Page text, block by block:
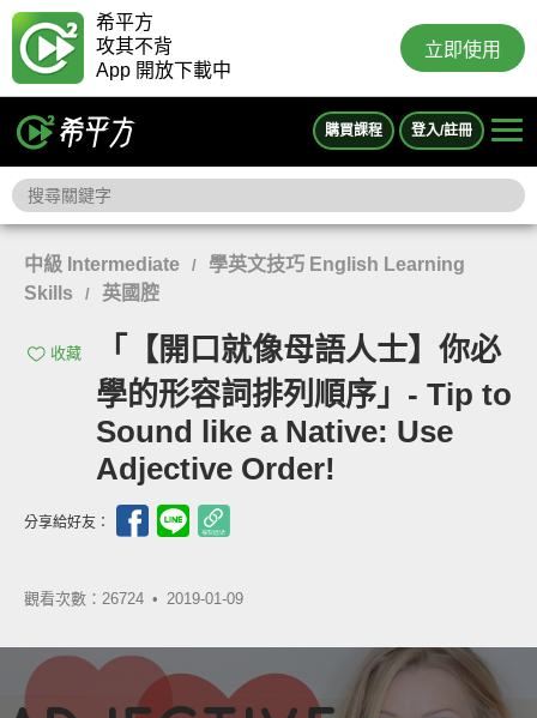
希平方
攻其不背
App 開放下載中
立即使用
購買課程 登入/註冊
中級 Intermediate /
學英文技巧 English Learning
Skills
/ 英國腔
收藏
「【開口就像母語人士】你必
學的形容詞排列順序」- Tip to
Sound like a Native: Use
Adjective Order!
分享給好友：
觀看次數：26724 • 2019-01-09